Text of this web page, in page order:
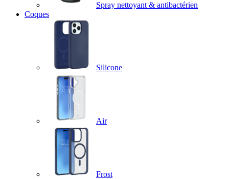
Spray nettoyant & antibactérien
Coques
Silicone
Air
Frost